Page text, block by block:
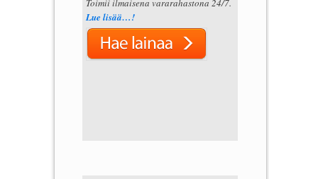
Toimii ilmaisena vararahastona 24/7.
Lue lisää…!